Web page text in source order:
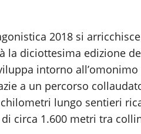
2018 si
la diciottesima edizione
intorno
a un percorso
lungo sentieri
circa 1.600 metri tra